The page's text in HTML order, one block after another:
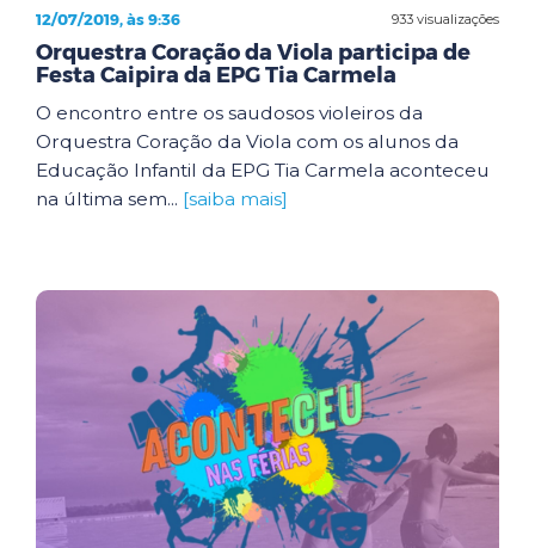
933 visualizações
12/07/2019, às 9:36
Orquestra Coração da Viola participa de
Festa Caipira da EPG Tia Carmela
O encontro entre os saudosos violeiros da
Orquestra Coração da Viola com os alunos da
Educação Infantil da EPG Tia Carmela aconteceu
na última sem... [saiba mais]